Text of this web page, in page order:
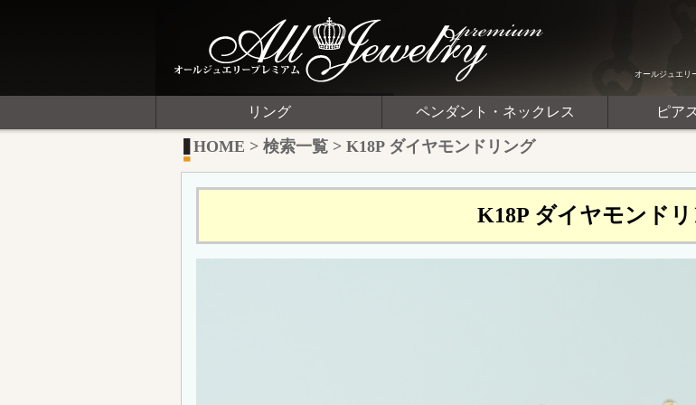
オールジュエリ
リング ペンダント・ネックレス ピア
HOME > 検索一覧 > K18P ダイヤモンドリング
K18P ダイヤモンド